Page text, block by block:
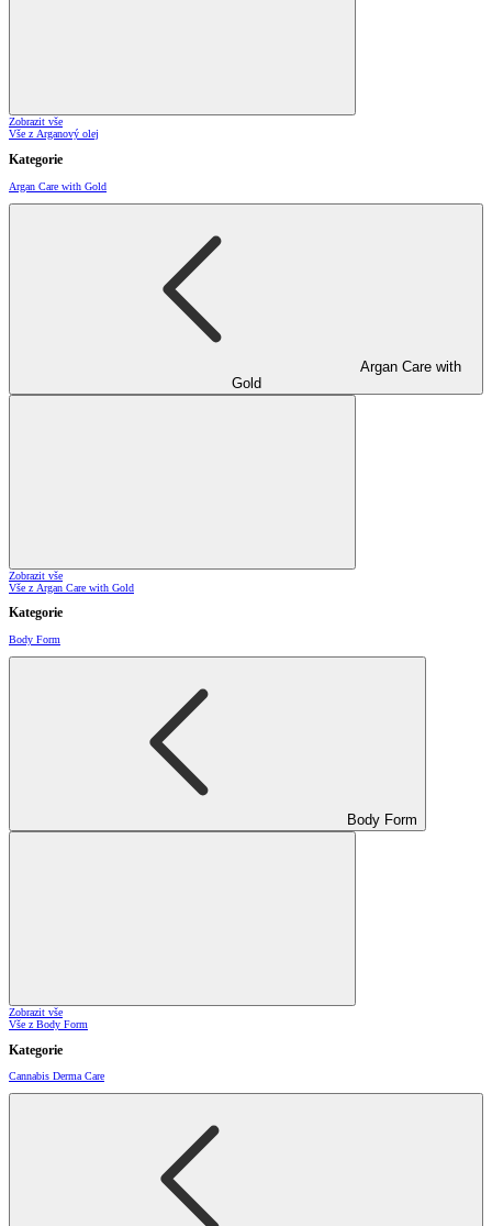
Zobrazit vše
Vše z Arganový olej
Kategorie
Argan Care with Gold
Argan Care with
Gold
Zobrazit vše
Vše z Argan Care with Gold
Kategorie
Body Form
Body Form
Zobrazit vše
Vše z Body Form
Kategorie
Cannabis Derma Care